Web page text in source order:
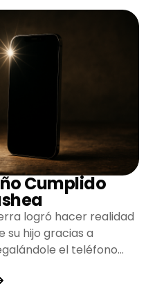
Cumplido
logró hacer realidad
su hijo gracias a
el teléfono